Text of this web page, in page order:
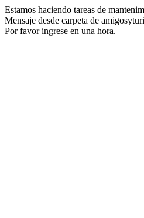
Estamos haciendo tareas de
Mensaje desde carpeta de
Por favor ingrese en una hora.